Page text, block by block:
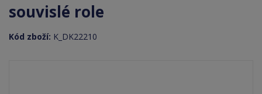
souvislé role
Kód zboží: K_DK22210